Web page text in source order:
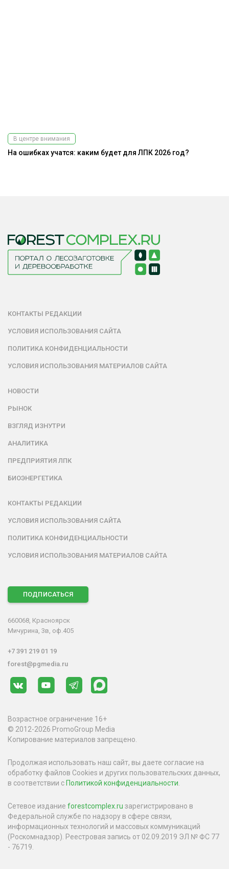
В центре внимания
На ошибках учатся: каким будет для ЛПК 2026 год?
КОНТАКТЫ РЕДАКЦИИ
УСЛОВИЯ ИСПОЛЬЗОВАНИЯ САЙТА
ПОЛИТИКА КОНФИДЕНЦИАЛЬНОСТИ
УСЛОВИЯ ИСПОЛЬЗОВАНИЯ МАТЕРИАЛОВ САЙТА
НОВОСТИ
РЫНОК
ВЗГЛЯД ИЗНУТРИ
АНАЛИТИКА
ПРЕДПРИЯТИЯ ЛПК
БИОЭНЕРГЕТИКА
КОНТАКТЫ РЕДАКЦИИ
УСЛОВИЯ ИСПОЛЬЗОВАНИЯ САЙТА
ПОЛИТИКА КОНФИДЕНЦИАЛЬНОСТИ
УСЛОВИЯ ИСПОЛЬЗОВАНИЯ МАТЕРИАЛОВ САЙТА
ПОДПИСАТЬСЯ
660068, Красноярск
Мичурина, 3в, оф.405
+7 391 219 01 19
forest@pgmedia.ru
Возрастное ограничение 16+
© 2012-2026 PromoGroup Media
Копирование материалов запрещено.
Продолжая использовать наш сайт, вы даете согласие на
обработку файлов Cookies и других пользовательских данных,
в соответствии с Политикой конфиденциальности.
Сетевое издание forestcomplex.ru зарегистрировано в
Федеральной службе по надзору в сфере связи,
информационных технологий и массовых коммуникаций
(Роскомнадзор). Реестровая запись от 02.09.2019 ЭЛ № ФС 77
- 76719.